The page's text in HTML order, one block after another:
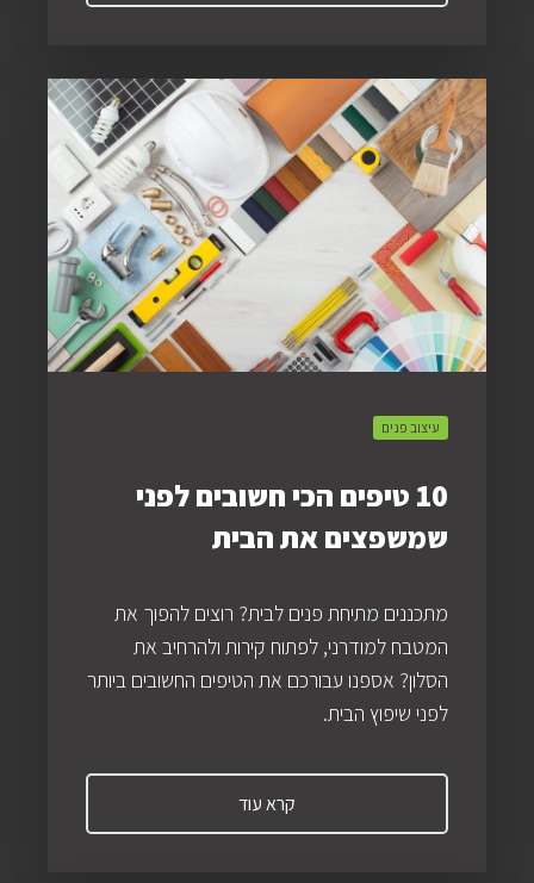
עיצוב פנים
10 טיפים הכי חשובים לפני
שמשפצים את הבית
מתכננים מתיחת פנים לבית? רוצים להפוך את
המטבח למודרני, לפתוח קירות ולהרחיב את
הסלון? אספנו עבורכם את הטיפים החשובים ביותר
לפני שיפוץ הבית.
קרא עוד